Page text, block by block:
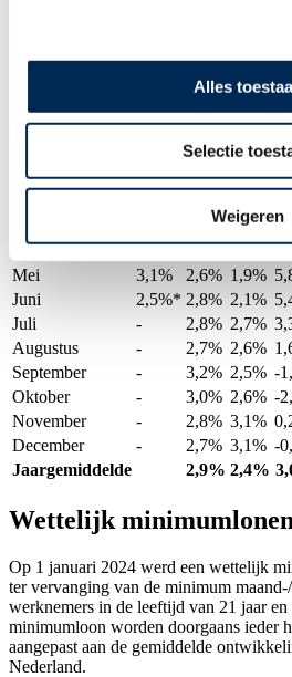
Alles
Selectie
Weigeren
(bijvoorbeeld BTW en accijns op
afgeleide CPI wordt dikwijls gebruikt
* voorlopige cijfers
2025 2024
Januari
2,1% 2,7% 2,4%
3,0% 2,3%
April
2,4% 3,4% 1,9%
Mei
3,1% 2,6% 1,9%
Juni
2,5%* 2,8% 2,1%
Juli
- 2,8% 2,7%
Augustus
- 2,7% 2,6%
September
- 3,2% 2,5% -
Oktober
- 3,0% 2,6% -
November
- 2,8% 3,1%
December
- 2,7% 3,1% -
Jaargemiddelde
2,9% 2,4%
Wettelijk
Op 1 januari 2024 werd een wettelijk
ter vervanging van de minimum
werknemers in de leeftijd van 21 jaar
minimumloon worden doorgaans ieder
aangepast aan de gemiddelde
Nederland.